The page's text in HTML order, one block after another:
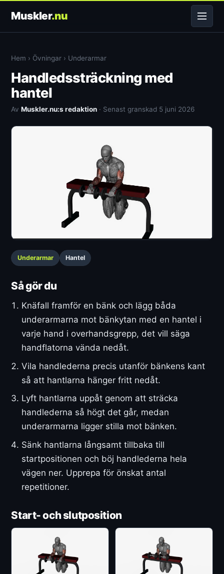
Muskler.nu
Hem › Övningar › Underarmar
Handledssträckning med
hantel
AvMuskler.nu:s redaktion · Senast granskad 5 juni 2026
Underarmar Hantel
Så gör du
Knäfall framför en bänk och lägg båda
underarmarna mot bänkytan med en hantel i
varje hand i overhandsgrepp, det vill säga
handflatorna vända nedåt.
Vila handlederna precis utanför bänkens kant
så att hantlarna hänger fritt nedåt.
Lyft hantlarna uppåt genom att sträcka
handlederna så högt det går, medan
underarmarna ligger stilla mot bänken.
Sänk hantlarna långsamt tillbaka till
startpositionen och böj handlederna hela
vägen ner. Upprepa för önskat antal
repetitioner.
Start- och slutposition